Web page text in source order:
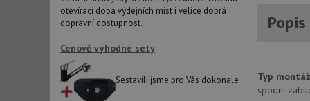
otevírací doba výdejních míst i velice dobrá
dopravní dostupnost.
Cenově výhodné sety
Sestavili jsme pro Vás dokonale
Typ
spodní
AWSALBCORS